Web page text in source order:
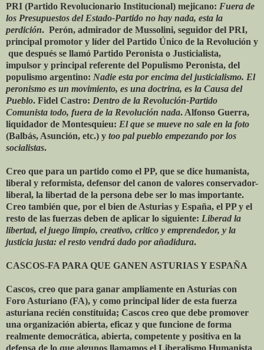
PRI (Partido Revolucionario Institucional) mejicano: Fuera de
los Presupuestos del Estado-Partido no hay nada, esta la
perdición. Perón, admirador de Mussolini, seguidor del PRI,
principal promotor y líder del Partido Único de la Revolución y
que después se llamó Partido Peronista o Justicialista,
impulsor y principal referente del Populismo Peronista, del
populismo argentino: Nadie esta por encima del justicialismo. El
peronismo es un movimiento, es una doctrina, es la Causa del
Pueblo. Fidel Castro: Dentro de la Revolución-Partido
Comunista todo, fuera de la Revolución nada. Alfonso Guerra,
liquidador de Montesquieu: El que se mueve no sale en la foto
(Balbás, Asunción, etc.) y too pal pueblo empezando por los
socialistas.
Creo que para un partido como el PP, que se dice humanista,
liberal y reformista, defensor del canon de valores conservador-
liberal, la libertad de la persona debe ser lo mas importante.
Creo también que, por el bien de Asturias y España, el PP y el
resto de las fuerzas deben de aplicar lo siguiente: Liberad la
libertad, el juego limpio, creativo, critico y emprendedor, y la
justicia justa: el resto vendrá dado por añadidura.
CASCOS-FA PARA QUE GANEN ASTURIAS Y ESPAÑA
Cascos, creo que para ganar ampliamente en Asturias con
Foro Asturiano (FA), y como principal líder de esta fuerza
asturiana recién constituida; Cascos creo que debe promover
una organización abierta, eficaz y que funcione de forma
realmente democrática, abierta, competente y positiva en la
defensa de lo que algunos llamamos el Liberalismo Humanista